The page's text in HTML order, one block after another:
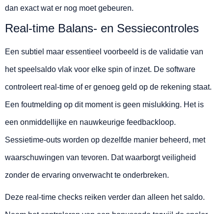
dan exact wat er nog moet gebeuren.
Real-time Balans- en Sessiecontroles
Een subtiel maar essentieel voorbeeld is de validatie van
het speelsaldo vlak voor elke spin of inzet. De software
controleert real-time of er genoeg geld op de rekening staat.
Een foutmelding op dit moment is geen mislukking. Het is
een onmiddellijke en nauwkeurige feedbackloop.
Sessietime-outs worden op dezelfde manier beheerd, met
waarschuwingen van tevoren. Dat waarborgt veiligheid
zonder de ervaring onverwacht te onderbreken.
Deze real-time checks reiken verder dan alleen het saldo.